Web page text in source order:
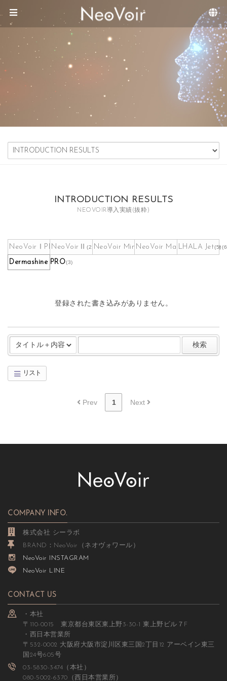
メニュースキップ
INTRODUCTION RESULTS
NEOVOIR導入実績(抜粋)
NeoVoirⅠPLUS(262)
NeoVoirⅡ (21)NeoVoir Mini(9)
NeoVoir Maskpack Maker
LHALA Jet(5)
Dermashine PRO(3)
登録された書き込みがありません。
検索
リスト
Prev 1 Next
COMPANY INFO.
株式会社 シーラボ
BRAND：NeoVoir（ネオヴォワール）
NeoVoir INSTAGRAM
NeoVoir LINE
CONTACT US
・本社
〒110-0015 東京都台東区東上野3-30-1 東上野ビル７F
・西日本営業所
〒532-0002 大阪府大阪市淀川区東三国2丁目12 アーベイン東三
国24号605号
03-5830-3474（本社）
080-5002-6370（西日本営業所）